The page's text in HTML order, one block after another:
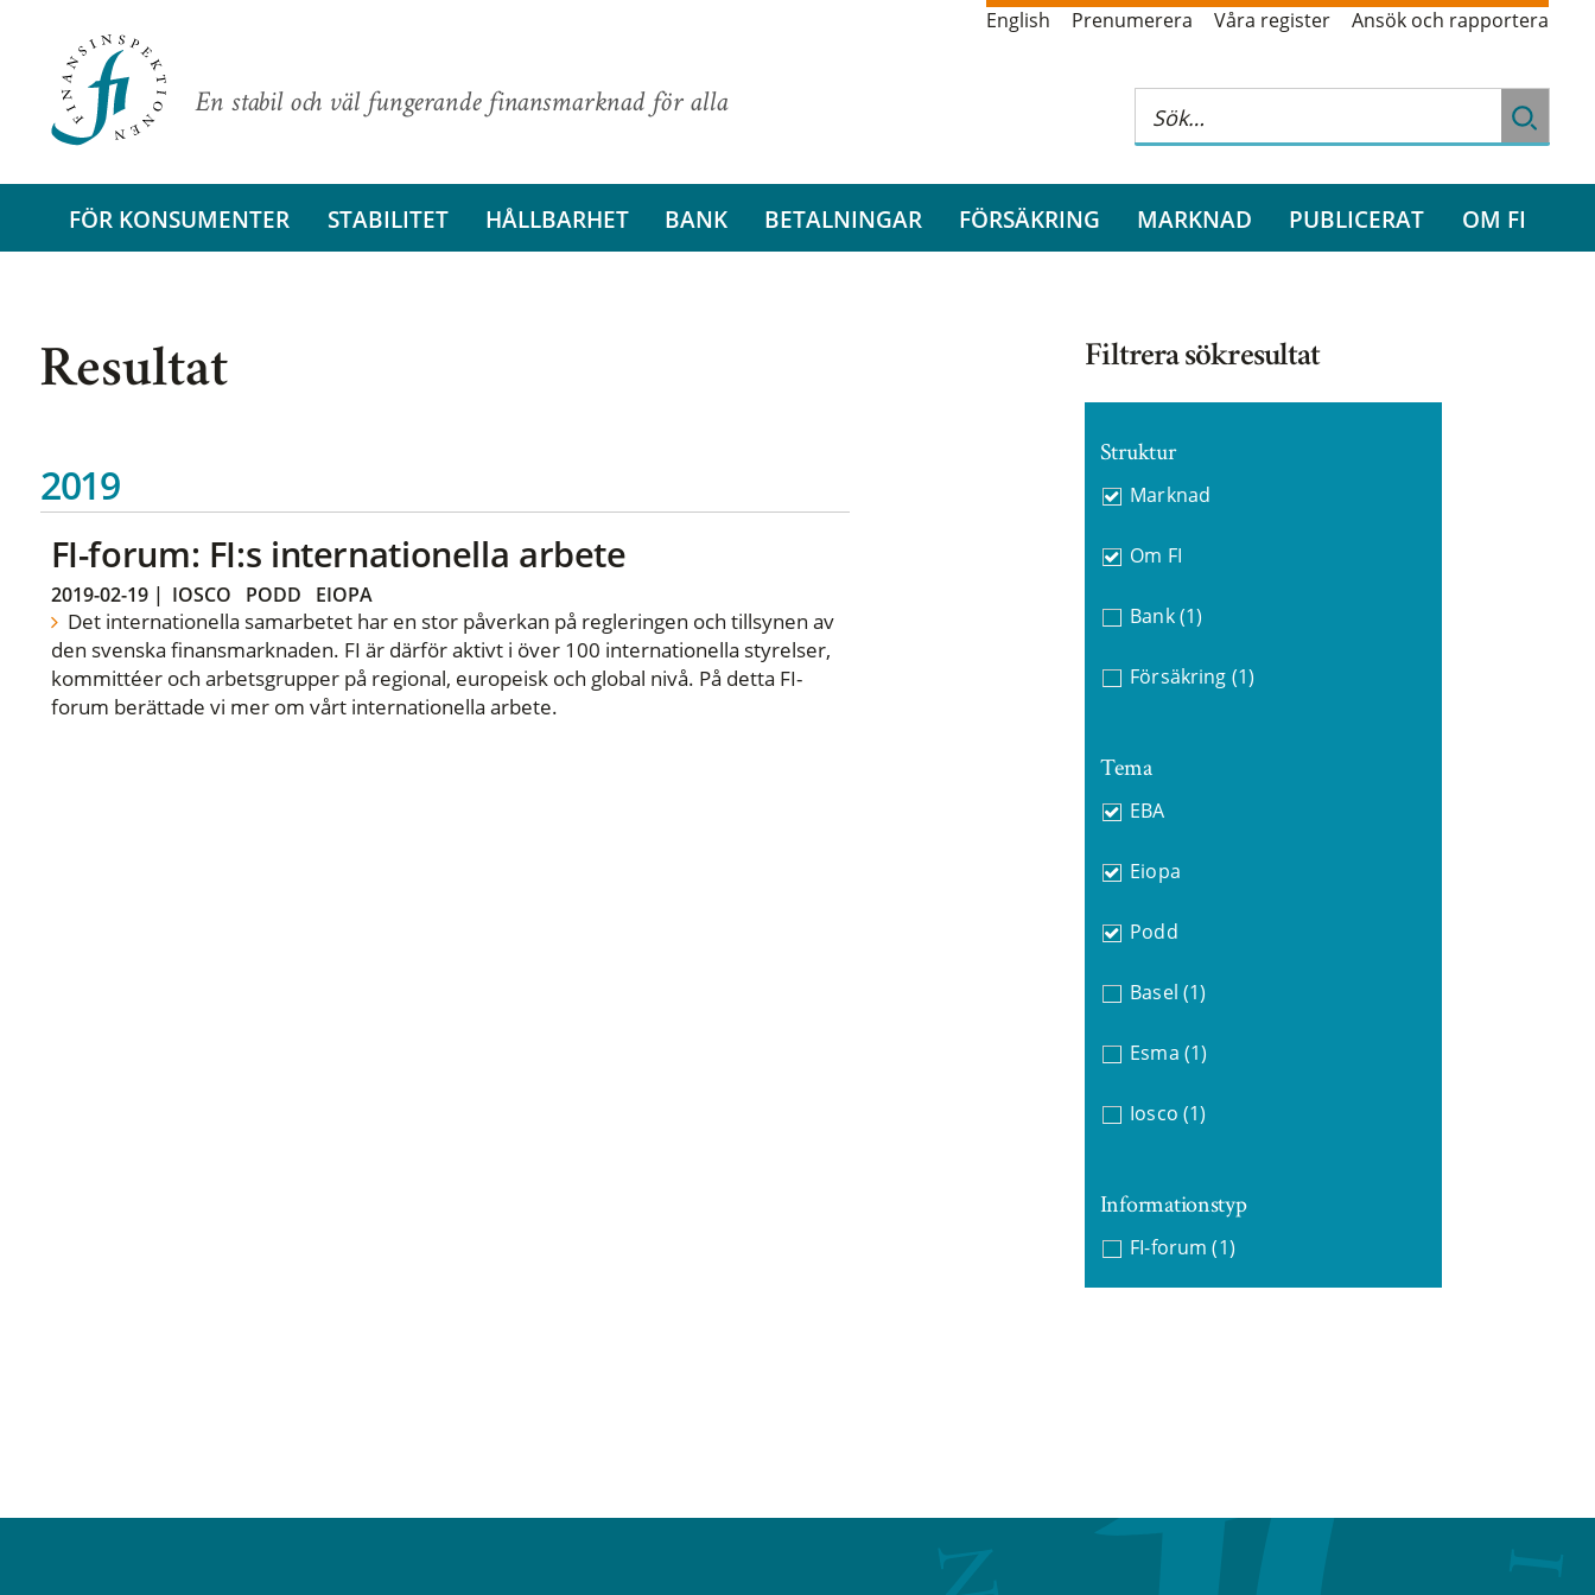
En stabil och väl fungerande finansmarknad för alla
English Prenumerera Våra register Ansök och rapportera
FÖR KONSUMENTER STABILITET HÅLLBARHET BANK BETALNINGAR FÖRSÄKRING MARKNAD PUBLICERAT OM FI
Resultat
2019
FI-forum: FI:s internationella arbete
2019-02-19| IOSCO PODD EIOPA
Det internationella samarbetet har en stor påverkan på regleringen och tillsynen av
den svenska finansmarknaden. FI är därför aktivt i över 100 internationella styrelser,
kommittéer och arbetsgrupper på regional, europeisk och global nivå. På detta FI-
forum berättade vi mer om vårt internationella arbete.
Filtrera sökresultat
Struktur
Marknad
Om FI
Bank (1)
Försäkring (1)
Tema
EBA
Eiopa
Podd
Basel (1)
Esma (1)
Iosco (1)
Informationstyp
FI-forum (1)